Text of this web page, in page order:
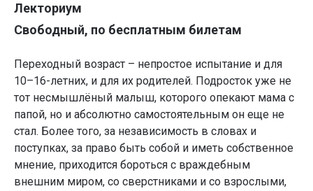
Лекториум
Свободный, по бесплатным билетам
Переходный возраст – непростое испытание и для
10–16-летних, и для их родителей. Подросток уже не
тот несмышлёный малыш, которого опекают мама с
папой, но и абсолютно самостоятельным он еще не
стал. Более того, за независимость в словах и
поступках, за право быть собой и иметь собственное
мнение, приходится бороться с враждебным
внешним миром, со сверстниками и со взрослыми,